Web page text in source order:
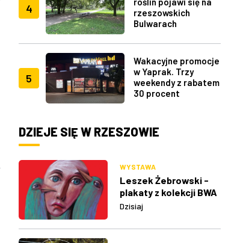
4
rzeszowskich
Bulwarach
5
Wakacyjne promocje
w Yaprak. Trzy
weekendy z rabatem
30 procent
DZIEJE SIĘ W RZESZOWIE
WYSTAWA
Leszek Żebrowski -
plakaty z kolekcji BWA
w Rzeszowie
Dzisiaj